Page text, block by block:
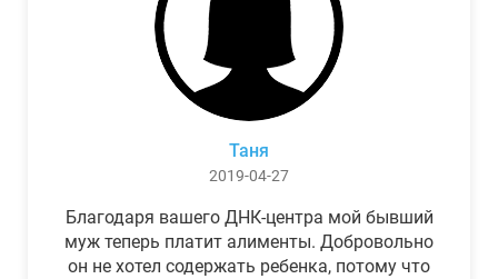
Таня
2019-04-27
Благодаря вашего ДНК-центра мой бывший
муж теперь платит алименты. Добровольно
он не хотел содержать ребенка, потому что